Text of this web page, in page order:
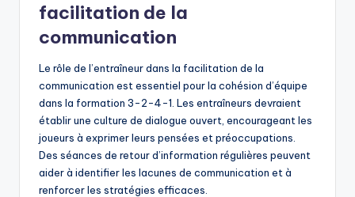
facilitation de la
communication
Le rôle de l’entraîneur dans la facilitation de la
communication est essentiel pour la cohésion d’équipe
dans la formation 3-2-4-1. Les entraîneurs devraient
établir une culture de dialogue ouvert, encourageant les
joueurs à exprimer leurs pensées et préoccupations.
Des séances de retour d’information régulières peuvent
aider à identifier les lacunes de communication et à
renforcer les stratégies efficaces.